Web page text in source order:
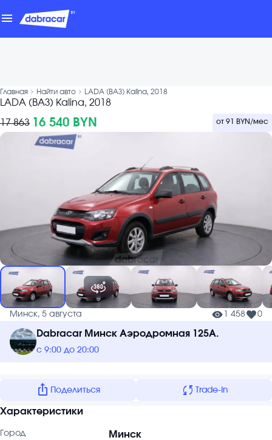
menu
Главная chevron_forward Найти авто chevron_forward LADA (ВАЗ) Kalina, 2018
LADA (ВАЗ) Kalina, 2018
17 863 16 540 BYN от 91 BYN /мес
Минск, 5 августа 1 458 0
Dabracar Минск Аэродромная 125А.
с 9:00 до 20:00
ios_share Поделиться sync Trade-In
Характеристики
Город Минск